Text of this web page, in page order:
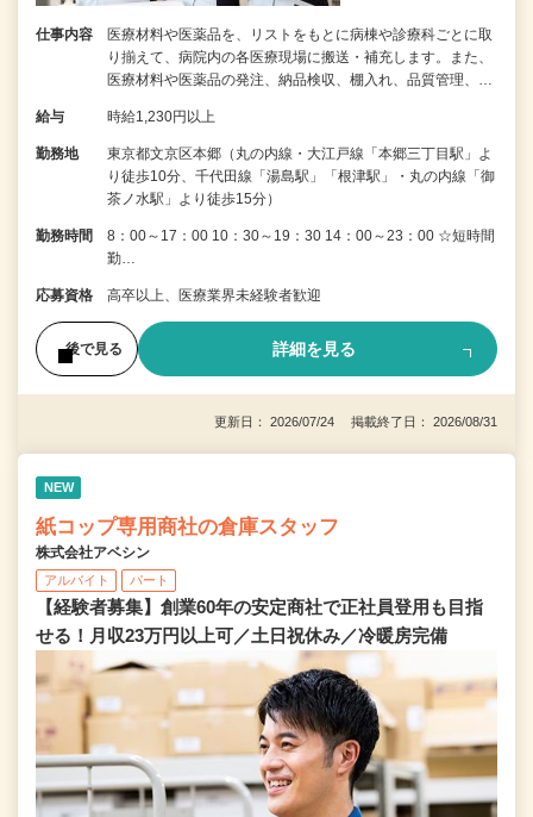
仕事内容
医療材料や医薬品を、リストをもとに病棟や診療科ごとに取
り揃えて、病院内の各医療現場に搬送・補充します。また、
医療材料や医薬品の発注、納品検収、棚入れ、品質管理、…
給与 時給1,230円以上
勤務地
東京都文京区本郷（丸の内線・大江戸線「本郷三丁目駅」よ
り徒歩10分、千代田線「湯島駅」「根津駅」・丸の内線「御
茶ノ水駅」より徒歩15分）
勤務時間
8：00～17：00 10：30～19：30 14：00～23：00 ☆短時間
勤…
応募資格 高卒以上、医療業界未経験者歓迎
後で見る 詳細を見る
更新日： 2026/07/24 掲載終了日： 2026/08/31
NEW
紙コップ専用商社の倉庫スタッフ
株式会社アベシン
アルバイト パート
【経験者募集】創業60年の安定商社で正社員登用も目指
せる！月収23万円以上可／土日祝休み／冷暖房完備